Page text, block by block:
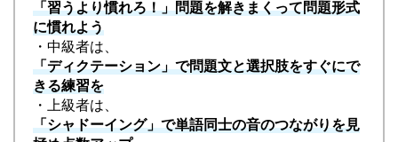
「習うより慣れろ！」問題を解きまくって問題形式
に慣れよう
・中級者は、
「ディクテーション」で問題文と選択肢をすぐにで
きる練習を
・上級者は、
「シャドーイング」で単語同士の音のつながりを見